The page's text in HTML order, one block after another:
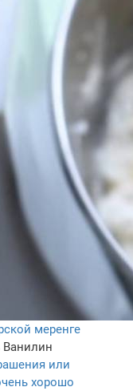
меренге
Ванилин
или
хорошо